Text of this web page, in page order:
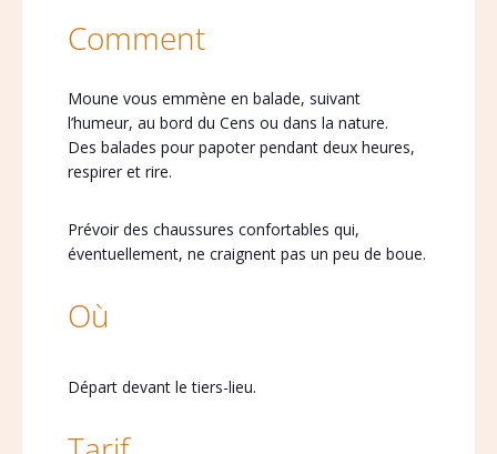
Comment
Moune vous emmène en balade, suivant
l’humeur, au bord du Cens ou dans la nature.
Des balades pour papoter pendant deux heures,
respirer et rire.
Prévoir des chaussures confortables qui,
éventuellement, ne craignent pas un peu de boue.
Où
Départ devant le tiers-lieu.